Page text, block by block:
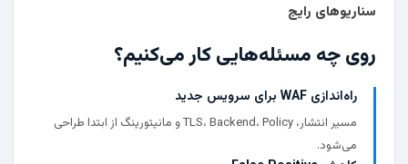
سناریوهای رایج
روی چه مسئله‌هایی کار می‌کنیم؟
راه‌اندازی WAF برای سرویس جدید
مسیر انتشار، TLS، Backend، Policy و مانیتورینگ از ابتدا طراحی
می‌شود.